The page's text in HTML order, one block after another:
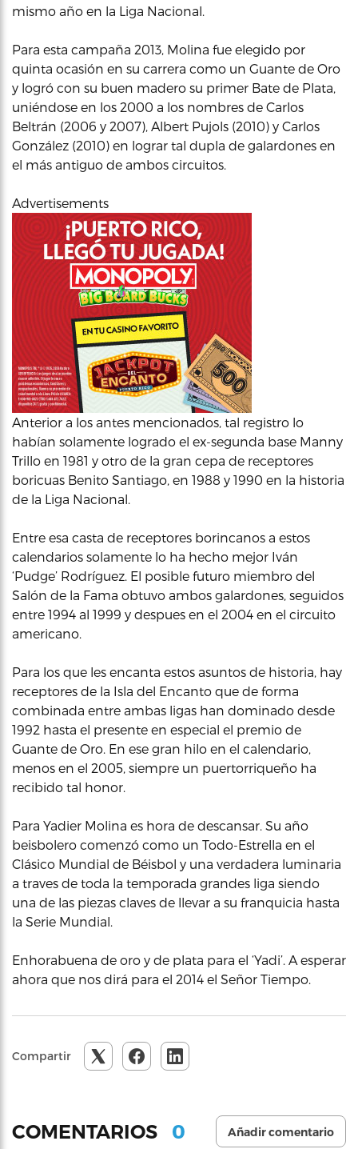
mismo año en la Liga Nacional.
Para esta campaña 2013, Molina fue elegido por
quinta ocasión en su carrera como un Guante de Oro
y logró con su buen madero su primer Bate de Plata,
uniéndose en los 2000 a los nombres de Carlos
Beltrán (2006 y 2007), Albert Pujols (2010) y Carlos
González (2010) en lograr tal dupla de galardones en
el más antiguo de ambos circuitos.
Advertisements
Anterior a los antes mencionados, tal registro lo
habían solamente logrado el ex-segunda base Manny
Trillo en 1981 y otro de la gran cepa de receptores
boricuas Benito Santiago, en 1988 y 1990 en la historia
de la Liga Nacional.
Entre esa casta de receptores borincanos a estos
calendarios solamente lo ha hecho mejor Iván
‘Pudge’ Rodríguez. El posible futuro miembro del
Salón de la Fama obtuvo ambos galardones, seguidos
entre 1994 al 1999 y despues en el 2004 en el circuito
americano.
Para los que les encanta estos asuntos de historia, hay
receptores de la Isla del Encanto que de forma
combinada entre ambas ligas han dominado desde
1992 hasta el presente en especial el premio de
Guante de Oro. En ese gran hilo en el calendario,
menos en el 2005, siempre un puertorriqueño ha
recibido tal honor.
Para Yadier Molina es hora de descansar. Su año
beisbolero comenzó como un Todo-Estrella en el
Clásico Mundial de Béisbol y una verdadera luminaria
a traves de toda la temporada grandes liga siendo
una de las piezas claves de llevar a su franquicia hasta
la Serie Mundial.
Enhorabuena de oro y de plata para el ‘Yadi’. A esperar
ahora que nos dirá para el 2014 el Señor Tiempo.
Compartir
COMENTARIOS 0 Añadir comentario